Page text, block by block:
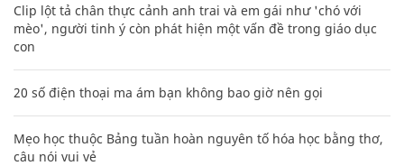
Clip lột tả chân thực cảnh anh trai và em gái như 'chó với
mèo', người tinh ý còn phát hiện một vấn đề trong giáo dục
con
20 số điện thoại ma ám bạn không bao giờ nên gọi
Mẹo học thuộc Bảng tuần hoàn nguyên tố hóa học bằng thơ,
câu nói vui vẻ